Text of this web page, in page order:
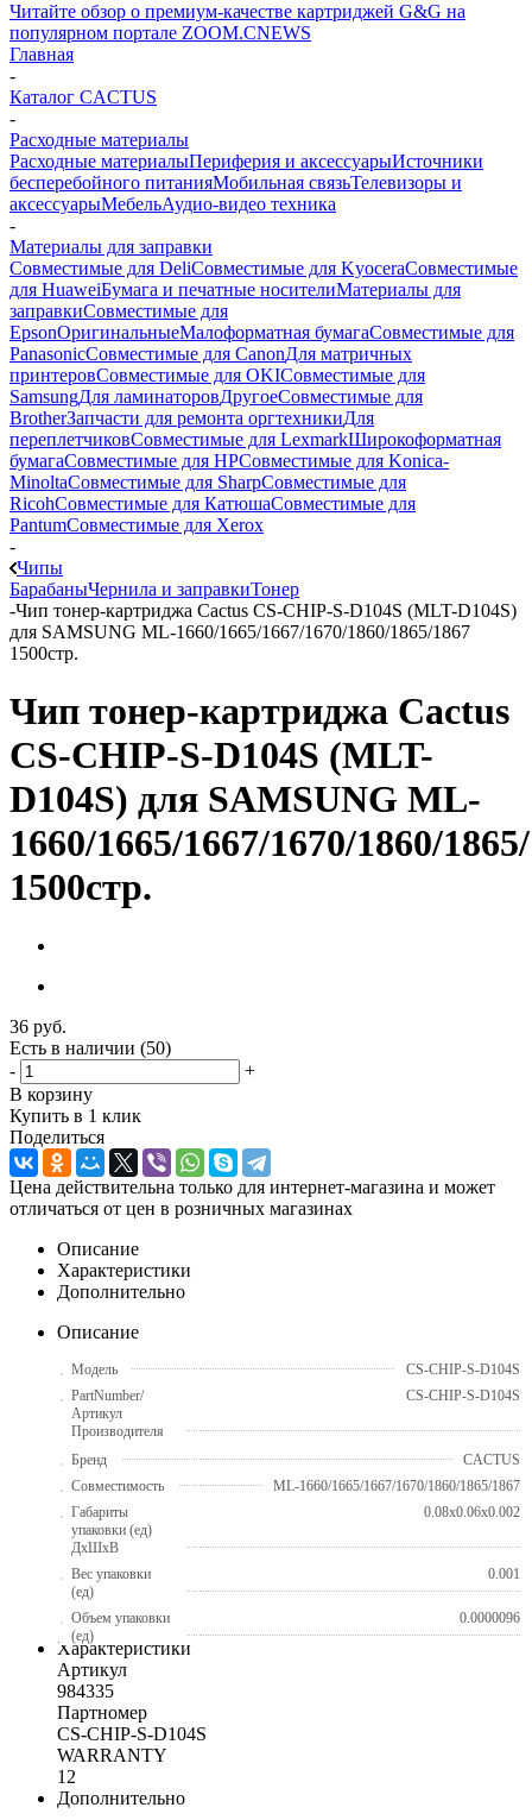
Читайте обзор о премиум-качестве картриджей G&G на
популярном портале ZOOM.CNEWS
Главная
-
Каталог CACTUS
-
Расходные материалы
Расходные материалыПериферия и аксессуарыИсточники
бесперебойного питанияМобильная связьТелевизоры и
аксессуарыМебельАудио-видео техника
-
Материалы для заправки
Совместимые для DeliСовместимые для KyoceraСовместимые
для HuaweiБумага и печатные носителиМатериалы для
заправкиСовместимые для
EpsonОригинальныеМалоформатная бумагаСовместимые для
PanasonicСовместимые для CanonДля матричных
принтеровСовместимые для OKIСовместимые для
SamsungДля ламинаторовДругоеСовместимые для
BrotherЗапчасти для ремонта оргтехникиДля
переплетчиковСовместимые для LexmarkШирокоформатная
бумагаСовместимые для HPСовместимые для Konica-
MinoltaСовместимые для SharpСовместимые для
RicohСовместимые для КатюшаСовместимые для
PantumСовместимые для Xerox
-
Чипы
БарабаныЧернила и заправкиТонер
-Чип тонер-картриджа Cactus CS-CHIP-S-D104S (MLT-D104S)
для SAMSUNG ML-1660/1665/1667/1670/1860/1865/1867
1500стр.
Чип тонер-картриджа Cactus
CS-CHIP-S-D104S (MLT-
D104S) для SAMSUNG ML-
1660/1665/1667/1670/1860/
1500стр.
36 руб.
Есть в наличии (50)
-
+
В корзину
Купить в 1 клик
Поделиться
Цена действительна только для интернет-магазина и может
отличаться от цен в розничных магазинах
Описание
Характеристики
Дополнительно
Описание
Модель
CS-CHIP-S-D104S
PartNumber/
Артикул
Производителя
CS-CHIP-S-D104S
Бренд
CACTUS
Совместимость
ML-1660/1665/1667/1670/1860/1865/1867
Габариты
упаковки (ед)
ДхШхВ
0.08x0.06x0.002
Вес упаковки
(ед)
0.001
Объем упаковки
(ед)
0.0000096
Характеристики
Артикул
984335
Партномер
CS-CHIP-S-D104S
WARRANTY
12
Дополнительно